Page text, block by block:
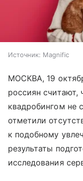
Источник: Magnific
МОСКВА, 19
россиян считают,
квадробингом не
отметили
к подобному
результаты
исследования